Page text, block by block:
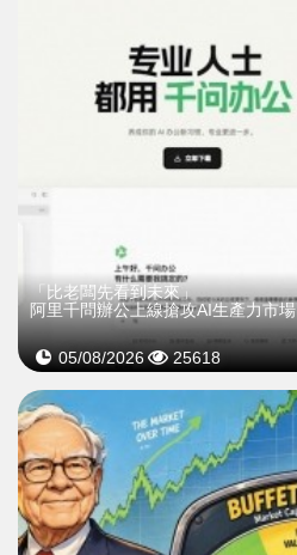
「比老闆先看到未來」
阿里千問辦公上線搶攻AI生產力市場
05/08/2026 25618